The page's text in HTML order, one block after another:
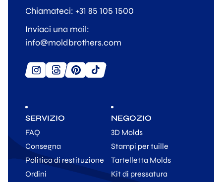
SERVIZIO
FAQ
Consegna
Politica di restituzione
Ordini
NEGOZIO
3D Molds
Stampi per tuille
Tartelletta Molds
Kit di pressatura
Chiamateci: +31 85 105 1500
Inviaci una mail:
info@moldbrothers.com